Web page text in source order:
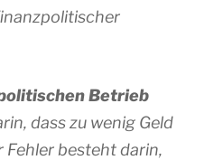
Betrieb
dass zu wenig Geld
Fehler besteht darin,